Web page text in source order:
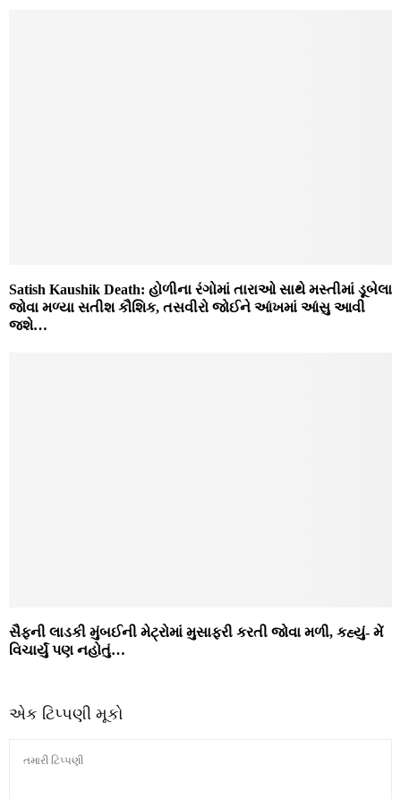
Satish Kaushik Death: હોળીના રંગોમાં તારાઓ સાથે મસ્તીમાં ડૂબેલા
જોવા મળ્યા સતીશ કૌશિક, તસવીરો જોઈને આંખમાં આંસુ આવી
જશે…
સૈફની લાડકી મુંબઈની મેટ્રોમાં મુસાફરી કરતી જોવા મળી, કહ્યું- મેં
વિચાર્યું પણ નહોતું…
એક ટિપ્પણી મૂકો